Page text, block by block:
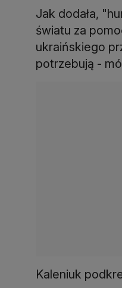
Jak dodała,
światu za
ukraińskiego
potrzebują -
Kaleniuk